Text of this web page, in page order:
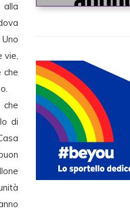
alla
vie,
che
che
di